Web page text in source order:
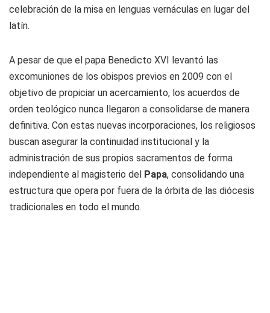
celebración de la misa en lenguas vernáculas en lugar del
latín.
A pesar de que el papa Benedicto XVI levantó las
excomuniones de los obispos previos en 2009 con el
objetivo de propiciar un acercamiento, los acuerdos de
orden teológico nunca llegaron a consolidarse de manera
definitiva. Con estas nuevas incorporaciones, los religiosos
buscan asegurar la continuidad institucional y la
administración de sus propios sacramentos de forma
independiente al magisterio del Papa, consolidando una
estructura que opera por fuera de la órbita de las diócesis
tradicionales en todo el mundo.